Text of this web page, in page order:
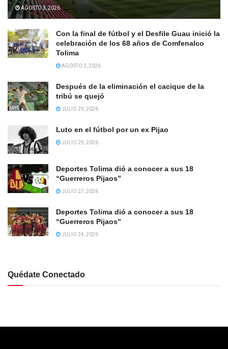
AGOSTO 3, 2026
Con la final de fútbol y el Desfile Guau inició la
celebración de los 68 años de Comfenalco
Tolima
AGOSTO 3, 2026
Después de la eliminación el cacique de la
tribú se quejó
JULIO 29, 2026
Luto en el fútbol por un ex Pijao
JULIO 29, 2026
Deportes Tolima dió a conocer a sus 18
“Guerreros Pijaos”
JULIO 27, 2026
Deportes Tolima dió a conocer a sus 18
“Guerreros Pijaos”
JULIO 24, 2026
Quédate Conectado